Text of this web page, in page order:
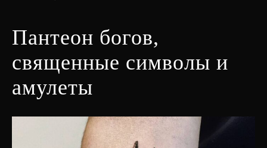
Пантеон богов,
священные символы и
амулеты